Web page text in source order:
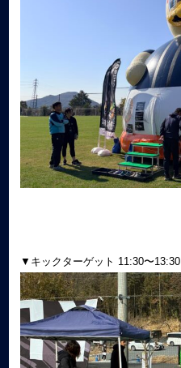
▼キックターゲット 11:30〜13:30